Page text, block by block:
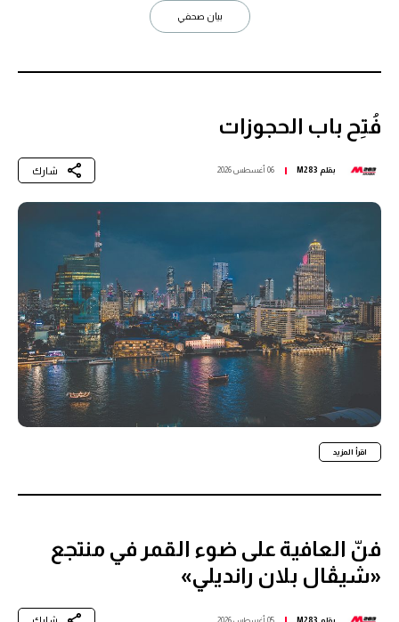
بيان صحفي
فُتِح باب الحجوزات
بقلم M283 06 أغسطس 2026 شارك
اقرأ المزيد
فنّ العافية على ضوء القمر في منتجع
«شيڤال بلان رانديلي»
بقلم M283 05 أغسطس 2026